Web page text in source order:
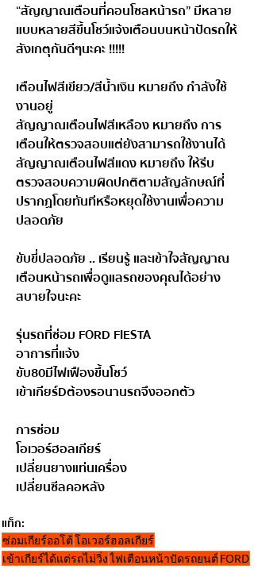
“สัญญาณเตือนที่คอนโซลหน้ารถ” มีหลาย
แบบหลายสีขึ้นโชว์แจ้งเตือนบนหน้าปัดรถให้
สังเกตุกันดีๆนะคะ !!!!!
เตือนไฟสีเขียว/สีน้ำเงิน หมายถึง กำลังใช้
งานอยู่
สัญญาณเตือนไฟสีเหลือง หมายถึง การ
เตือนให้ตรวจสอบแต่ยังสามารถใช้งานได้
สัญญาณเตือนไฟสีแดง หมายถึง ให้รีบ
ตรวจสอบความผิดปกติตามสัญลักษณ์ที่
ปรากฏโดยทันทีหรือหยุดใช้งานเพื่อความ
ปลอดภัย
ขับขี่ปลอดภัย .. เรียนรู้ และเข้าใจสัญญาณ
เตือนหน้ารถเพื่อดูแลรถของคุณได้อย่าง
สบายใจนะคะ
รุ่นรถที่ซ่อม FORD FIESTA
อาการที่แจ้ง
ขับ80มีไฟเฟืองขึ้นโชว์
เข้าเกียร์Dต้องรอนานรถจึงออกตัว
การซ่อม
โอเวอร์ฮอลเกียร์
เปลี่ยนยางแท่นเครื่อง
เปลี่ยนซีลคอหลัง
แท็ก:
ซ่อมเกียร์ออโต้โอเวอร์ฮอลเกียร์
เข้าเกียร์ได้แต่รถไม่วิ่งไฟเตือนหน้าปัดรถยนต์ FORD